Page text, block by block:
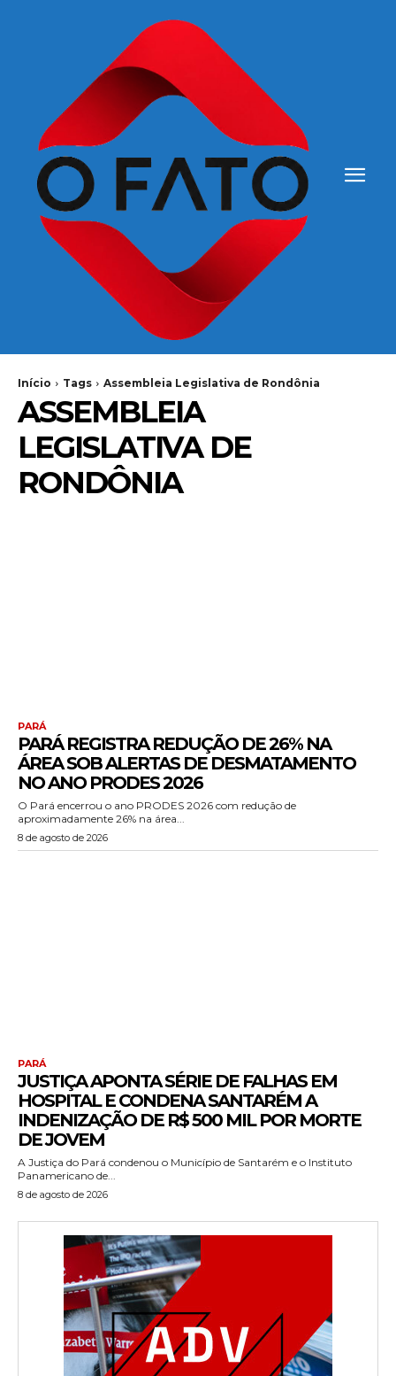
Início Tags Assembleia Legislativa de Rondônia
ASSEMBLEIA
LEGISLATIVA DE
RONDÔNIA
PARÁ
PARÁ REGISTRA REDUÇÃO DE 26% NA
ÁREA SOB ALERTAS DE DESMATAMENTO
NO ANO PRODES 2026
O Pará encerrou o ano PRODES 2026 com redução de
aproximadamente 26% na área...
8 de agosto de 2026
PARÁ
JUSTIÇA APONTA SÉRIE DE FALHAS EM
HOSPITAL E CONDENA SANTARÉM A
INDENIZAÇÃO DE R$ 500 MIL POR MORTE
DE JOVEM
A Justiça do Pará condenou o Município de Santarém e o Instituto
Panamericano de...
8 de agosto de 2026